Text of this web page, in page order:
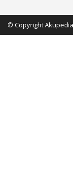
© Copyright